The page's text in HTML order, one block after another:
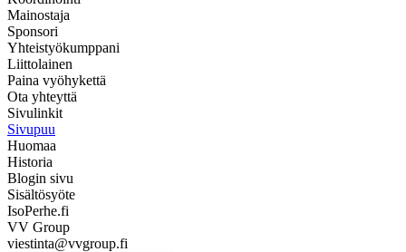
Mainostaja
Sponsori
Yhteistyökumppani
Liittolainen
Paina vyöhykettä
Ota yhteyttä
Sivulinkit
Sivupuu
Huomaa
Historia
Blogin sivu
Sisältösyöte
IsoPerhe.fi
VV Group
viestinta@vvgroup.fi